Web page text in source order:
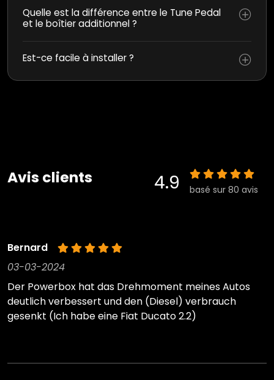
Quelle est la différence entre le Tune Pedal
et le boîtier additionnel ?
Est-ce facile à installer ?
Avis clients 4.9 basé sur 80 avis
Bernard
03-03-2024
Der Powerbox hat das Drehmoment meines Autos
deutlich verbessert und den (Diesel) verbrauch
gesenkt (Ich habe eine Fiat Ducato 2.2)